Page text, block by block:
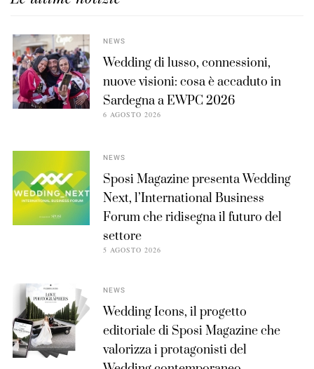
NEWS
Wedding di lusso, connessioni,
nuove visioni: cosa è accaduto in
Sardegna a EWPC 2026
6 AGOSTO 2026
NEWS
Sposi Magazine presenta Wedding
Next, l’International Business
Forum che ridisegna il futuro del
settore
5 AGOSTO 2026
NEWS
Wedding Icons, il progetto
editoriale di Sposi Magazine che
valorizza i protagonisti del